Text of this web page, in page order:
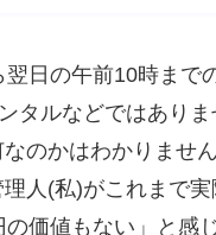
日の午前10時まで
タルなどではあり
のかはわかりませ
人(私)がこれまで
の価値もない」と感